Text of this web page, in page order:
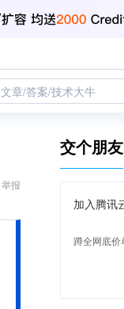
文章/答案/技术大牛
举报
交个朋友
加入腾讯
蹲全网底价